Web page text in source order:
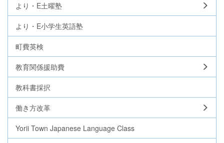
より・E土曜塾
より・E小学生英語塾
町費英検
教育関係援助費
教科書採択
働き方改革
Yorii Town Japanese Language Class